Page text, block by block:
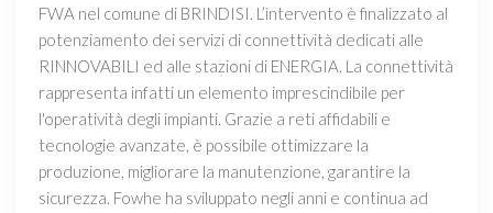
FWA nel comune di BRINDISI. L’intervento è finalizzato al
potenziamento dei servizi di connettività dedicati alle
RINNOVABILI ed alle stazioni di ENERGIA. La connettività
rappresenta infatti un elemento imprescindibile per
l'operatività degli impianti. Grazie a reti affidabili e
tecnologie avanzate, è possibile ottimizzare la
produzione, migliorare la manutenzione, garantire la
sicurezza. Fowhe ha sviluppato negli anni e continua ad